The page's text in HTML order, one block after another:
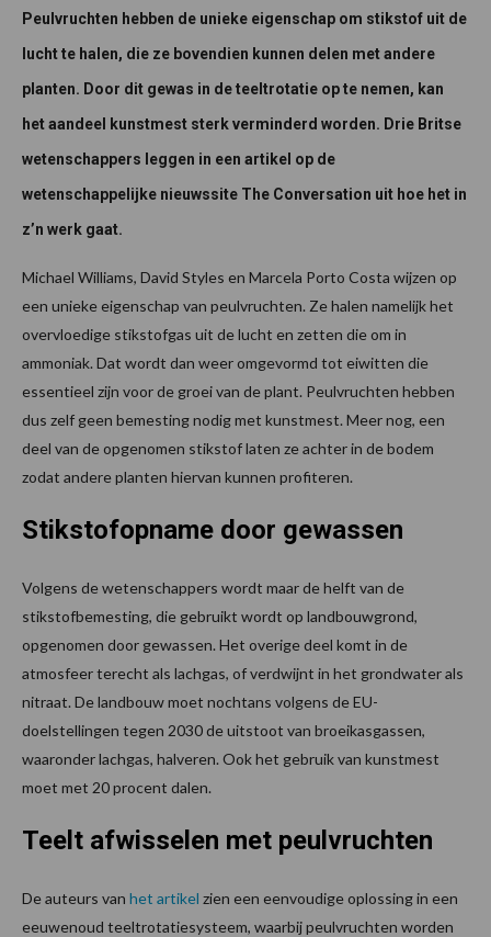
Peulvruchten hebben de unieke eigenschap om stikstof uit de
lucht te halen, die ze bovendien kunnen delen met andere
planten. Door dit gewas in de teeltrotatie op te nemen, kan
het aandeel kunstmest sterk verminderd worden. Drie Britse
wetenschappers leggen in een artikel op de
wetenschappelijke nieuwssite The Conversation uit hoe het in
z’n werk gaat.
Michael Williams, David Styles en Marcela Porto Costa wijzen op
een unieke eigenschap van peulvruchten. Ze halen namelijk het
overvloedige stikstofgas uit de lucht en zetten die om in
ammoniak. Dat wordt dan weer omgevormd tot eiwitten die
essentieel zijn voor de groei van de plant. Peulvruchten hebben
dus zelf geen bemesting nodig met kunstmest. Meer nog, een
deel van de opgenomen stikstof laten ze achter in de bodem
zodat andere planten hiervan kunnen profiteren.
Stikstofopname door gewassen
Volgens de wetenschappers wordt maar de helft van de
stikstofbemesting, die gebruikt wordt op landbouwgrond,
opgenomen door gewassen. Het overige deel komt in de
atmosfeer terecht als lachgas, of verdwijnt in het grondwater als
nitraat. De landbouw moet nochtans volgens de EU-
doelstellingen tegen 2030 de uitstoot van broeikasgassen,
waaronder lachgas, halveren. Ook het gebruik van kunstmest
moet met 20 procent dalen.
Teelt afwisselen met peulvruchten
De auteurs van het artikel zien een eenvoudige oplossing in een
eeuwenoud teeltrotatiesysteem, waarbij peulvruchten worden